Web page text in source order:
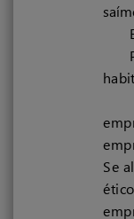
Se